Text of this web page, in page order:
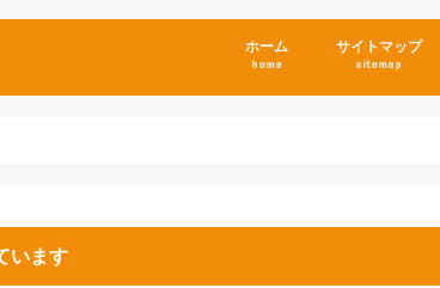
ホーム
home
サイトマップ
sitemap
います